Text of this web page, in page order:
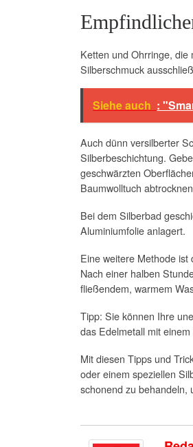
Ketten und Ohrringe,
Silberschmuck
Siehe auch :
Auch dünn versilberter
Silberbeschichtung.
geschwärzten
Baumwolltuch
Bei dem Silberbad
Aluminiumfolie anlagert.
Eine weitere Methode
Nach einer halben
fließendem, warmem
Tipp: Sie können Ihre
das Edelmetall mit
Mit diesen Tipps und
oder einem speziellen
schonend zu behandeln,